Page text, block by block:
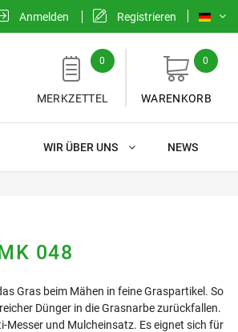
Anmelden Registrieren
0
MERKZETTEL
0
WARENKORB
NEWS
WIR ÜBER UNS
048
Gras beim Mähen in feine Graspartikel. So
Dünger in die Grasnarbe zurückfallen.
Messer und Mulcheinsatz. Es eignet sich für